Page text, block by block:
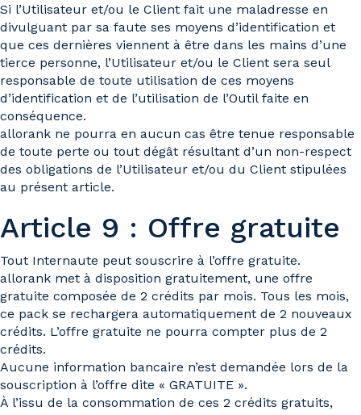
Si l’Utilisateur et/ou le Client fait une maladresse en
divulguant par sa faute ses moyens d’identification et
que ces dernières viennent à être dans les mains d’une
tierce personne, l’Utilisateur et/ou le Client sera seul
responsable de toute utilisation de ces moyens
d’identification et de l’utilisation de l’Outil faite en
conséquence.
allorank ne pourra en aucun cas être tenue responsable
de toute perte ou tout dégât résultant d’un non-respect
des obligations de l’Utilisateur et/ou du Client stipulées
au présent article.
Article 9 : Offre gratuite
Tout Internaute peut souscrire à l’offre gratuite.
allorank met à disposition gratuitement, une offre
gratuite composée de 2 crédits par mois. Tous les mois,
ce pack se rechargera automatiquement de 2 nouveaux
crédits. L’offre gratuite ne pourra compter plus de 2
crédits.
Aucune information bancaire n’est demandée lors de la
souscription à l’offre dite « GRATUITE ».
À l’issu de la consommation de ces 2 crédits gratuits,